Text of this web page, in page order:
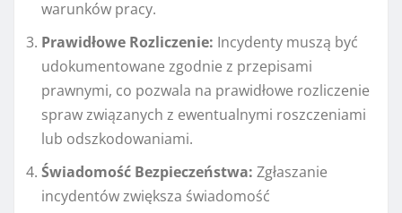
warunków pracy.
Prawidłowe Rozliczenie: Incydenty muszą być
udokumentowane zgodnie z przepisami
prawnymi, co pozwala na prawidłowe rozliczenie
spraw związanych z ewentualnymi roszczeniami
lub odszkodowaniami.
Świadomość Bezpieczeństwa: Zgłaszanie
incydentów zwiększa świadomość